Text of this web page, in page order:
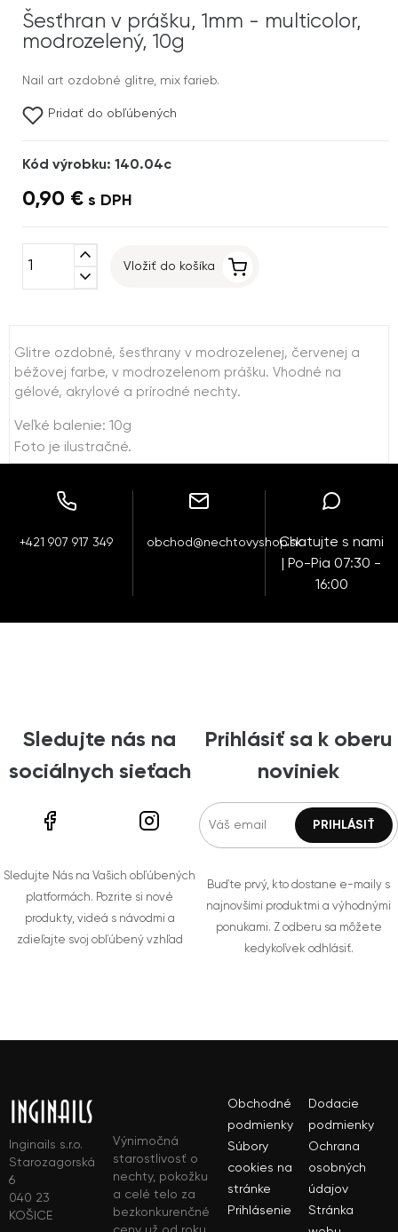
Šesťhran v prášku, 1mm - multicolor,
modrozelený, 10g
Nail art ozdobné glitre, mix farieb.
Pridať do obľúbených
Kód výrobku: 140.04c
0,90 € s DPH
expand_less
expand_more
Vložiť do košíka
Glitre ozdobné, šesťhrany v modrozelenej, červenej a
béžovej farbe, v modrozelenom prášku. Vhodné na
gélové, akrylové a prírodné nechty.
Veľké balenie: 10g
Foto je ilustračné.
+421 907 917 349 obchod@nechtovyshop.skChatujte s nami
| Po-Pia 07:30 -
16:00
Sledujte nás na
sociálnych sieťach
Sledujte Nás na Vašich obľúbených
platformách. Pozrite si nové
produkty, videá s návodmi a
zdieľajte svoj obľúbený vzhľad
Prihlásiť sa k oberu
noviniek
Buďte prvý, kto dostane e-maily s
najnovšími produktmi a výhodnými
ponukami. Z odberu sa môžete
kedykoľvek odhlásiť.
Inginails s.r.o.
Starozagorská
6
040 23
KOŠICE
Výnimočná
starostlivosť o
nechty, pokožku
a celé telo za
bezkonkurenčné
Obchodné
podmienky
Dodacie
podmienky
Súbory
cookies na
stránke
Ochrana
osobných
údajov
Prihlásenie
Stránka